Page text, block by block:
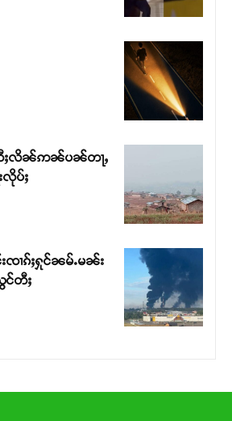
ၸႂ်ၵူၼ်းမိူင်း ၵူႈတီႈၵူႈလႅၼ်ပေႃးတေၸွ
ႉၼၼ်ႉ ၶဝ်ႈႁူမ်ႈၵမ်ႉထႅမ် ၸုမ်းၶၢ
တွႆႇႁွၵ်ႈ လႆႈယူႇၶႃႈဢေႃႈ။
တီႈလိၼ်ဢၼ်ပၼ်တႃႇ
လိုပ်ႈ
ၢၵ်ႈႁုင်ၼမ်ႉမၼ်း
င်တီႈ